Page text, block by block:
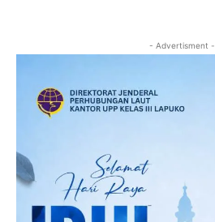
- Advertisment -